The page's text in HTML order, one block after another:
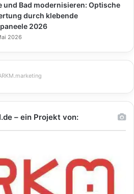
und Bad modernisieren: Optische
durch klebende
2026
2026
– ein Projekt von: